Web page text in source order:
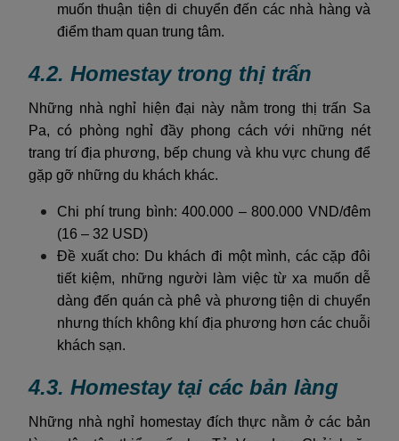
muốn thuận tiện di chuyển đến các nhà hàng và
điểm tham quan trung tâm.
4.2. Homestay trong thị trấn
Những nhà nghỉ hiện đại này nằm trong thị trấn Sa
Pa, có phòng nghỉ đầy phong cách với những nét
trang trí địa phương, bếp chung và khu vực chung để
gặp gỡ những du khách khác.
Chi phí trung bình: 400.000 – 800.000 VND/đêm
(16 – 32 USD)
Đề xuất cho: Du khách đi một mình, các cặp đôi
tiết kiệm, những người làm việc từ xa muốn dễ
dàng đến quán cà phê và phương tiện di chuyển
nhưng thích không khí địa phương hơn các chuỗi
khách sạn.
4.3. Homestay tại các bản làng
Những nhà nghỉ homestay đích thực nằm ở các bản